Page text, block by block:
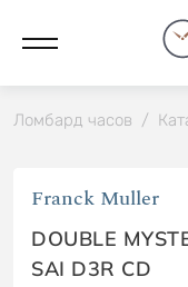
Ломбард часов /
Franck Muller
DOUBLE
SAI D3R CD